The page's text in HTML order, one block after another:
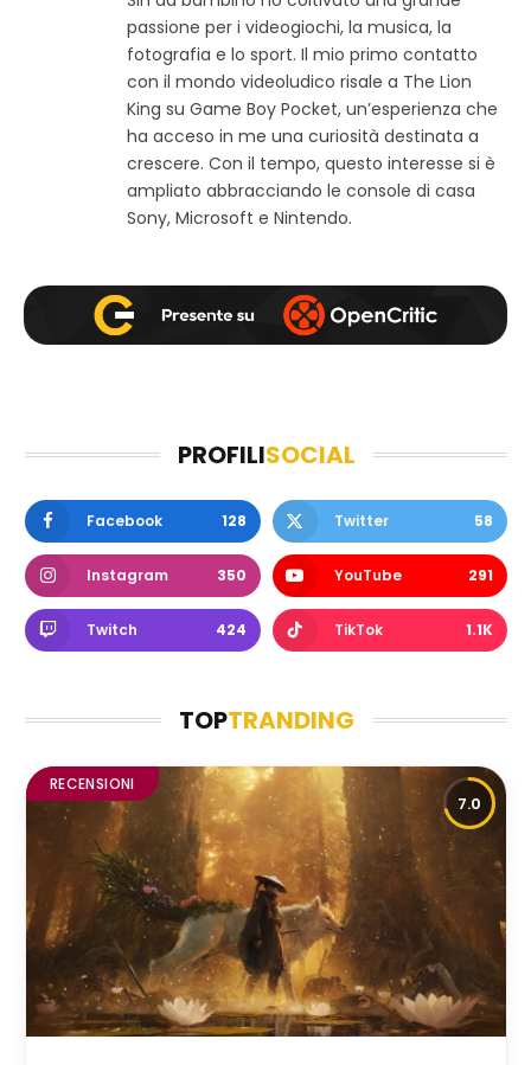
o
w
e
b
t
a
m
passione per i videogiochi, la musica, la
fotografia e lo sport. Il mio primo contatto
con il mondo videoludico risale a The Lion
King su Game Boy Pocket, un’esperienza che
ha acceso in me una curiosità destinata a
crescere. Con il tempo, questo interesse si è
ampliato abbracciando le console di casa
Sony, Microsoft e Nintendo.
PROFILISOCIAL
Facebook 128 Twitter 58
Instagram 350 YouTube 291
Twitch 424 TikTok 1.1K
TOPTRANDING
7.0
RECENSIONI